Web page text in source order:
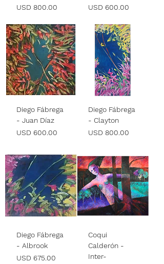
Precio
USD 800.00
Precio
USD 600.00
Diego Fábrega
- Juan Díaz
Precio
USD 600.00
Diego Fábrega
- Clayton
Precio
USD 800.00
Diego Fábrega
- Albrook
Precio
USD 675.00
Coqui
Calderón -
Inter-